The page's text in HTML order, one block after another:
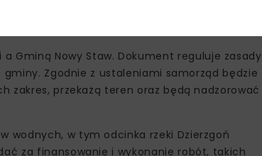
Gminą Nowy Staw. Dokument reguluje zasady
Zgodnie z ustaleniami samorząd będzie
zakres, przekażą teren oraz będą nadzorować
wodnych, w tym odcinka rzeki Dzierzgoń
za finansowanie i wykonanie robót, takich